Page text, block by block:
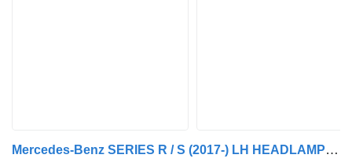
Mercedes-Benz SERIES R / S (2017-) LH HEADLAMP CAP air filter housing for Scania ACTROS MP3 LS (2008-2011) truck tractor